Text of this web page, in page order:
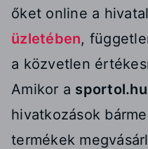
őket online a
üzletében,
a közvetlen
Amikor a sportol.hu
hivatkozások
termékek